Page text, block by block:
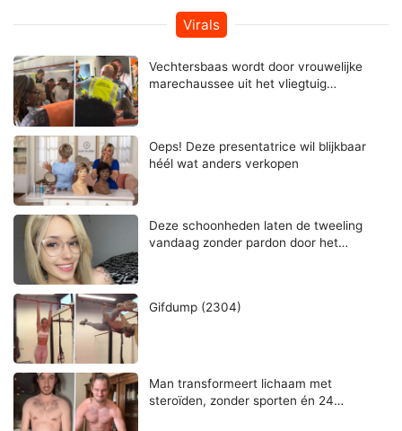
Virals
Vechtersbaas wordt door vrouwelijke
marechaussee uit het vliegtuig…
Oeps! Deze presentatrice wil blijkbaar
héél wat anders verkopen
Deze schoonheden laten de tweeling
vandaag zonder pardon door het…
Gifdump (2304)
Man transformeert lichaam met
steroïden, zonder sporten én 24…